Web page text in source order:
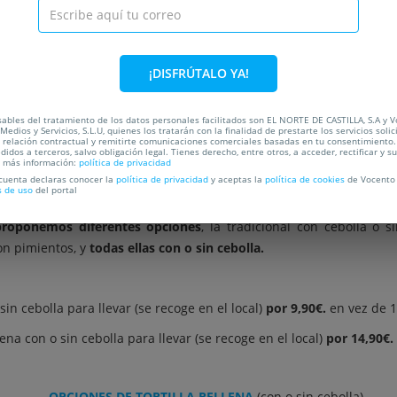
te gusta cocinar pero te encanta saborear la rica comida
que te dejará sin palabras!!!
, date un capricho y
diferentes opciones, la tradicional con cebolla o
pimientos, y todas ellas con o sin cebolla.
cebolla para llevar (se recoge en el local) por 9,90€. en vez de
con o sin cebolla para llevar (se recoge en el local) por 14,90€.
¡DISFRÚTALO YA!
del tratamiento de los datos personales facilitados son EL NORTE DE CASTILLA, S.A y
y Servicios, S.L.U, quienes los tratarán con la finalidad de prestarte los servicios
contractual y remitirte comunicaciones comerciales basadas en tu
a terceros, salvo obligación legal. Tienes derecho, entre otros, a acceder, rectificar y
información: política de privacidad
declaras conocer la política de privacidad y aceptas la política de cookies de
de uso del portal